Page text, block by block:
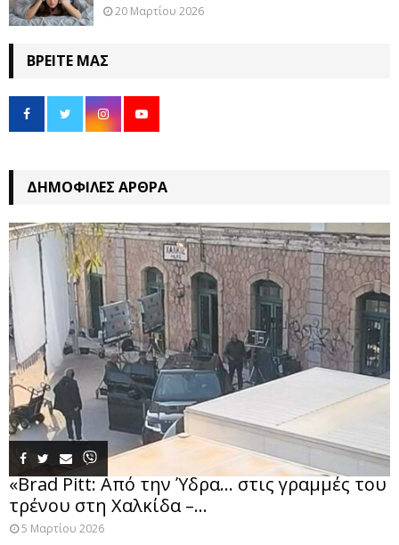
20 Μαρτίου 2026
ΒΡΕΊΤΕ ΜΑΣ
ΔΗΜΟΦΙΛΈΣ ΆΡΘΡΑ
«Brad Pitt: Από την Ύδρα… στις γραμμές του
τρένου στη Χαλκίδα –...
5 Μαρτίου 2026